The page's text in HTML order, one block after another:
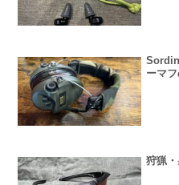
ーマ
狩猟